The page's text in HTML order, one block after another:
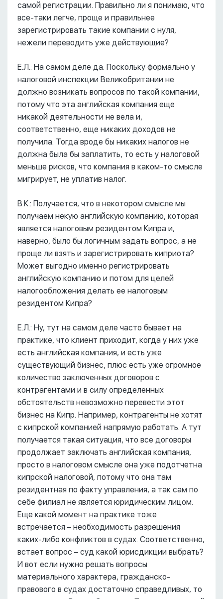
самой регистрации. Правильно ли я понимаю, что
все-таки легче, проще и правильнее
зарегистрировать такие компании с нуля,
нежели переводить уже действующие?
Е.Л.: На самом деле да. Поскольку формально у
налоговой инспекции Великобритании не
должно возникать вопросов по такой компании,
потому что эта английская компания еще
никакой деятельности не вела и,
соответственно, еще никаких доходов не
получила. Тогда вроде бы никаких налогов не
должна была бы заплатить, то есть у налоговой
меньше рисков, что компания в каком-то смысле
мигрирует, не уплатив налог.
В.К.: Получается, что в некотором смысле мы
получаем некую английскую компанию, которая
является налоговым резидентом Кипра и,
наверно, было бы логичным задать вопрос, а не
проще ли взять и зарегистрировать киприота?
Может выгодно именно регистрировать
английскую компанию и потом для целей
налогообложения делать ее налоговым
резидентом Кипра?
Е.Л.: Ну, тут на самом деле часто бывает на
практике, что клиент приходит, когда у них уже
есть английская компания, и есть уже
существующий бизнес, плюс есть уже огромное
количество заключенных договоров с
контрагентами и в силу определенных
обстоятельств невозможно перевести этот
бизнес на Кипр. Например, контрагенты не хотят
с кипрской компанией напрямую работать. А тут
получается такая ситуация, что все договоры
продолжает заключать английская компания,
просто в налоговом смысле она уже подотчетна
кипрской налоговой, потому что она там
резидентная по факту управления, а так сам по
себе филиал не является юридическим лицом.
Еще какой момент на практике тоже
встречается – необходимость разрешения
каких-либо конфликтов в судах. Соответственно,
встает вопрос – суд какой юрисдикции выбрать?
И вот если нужно решать вопросы
материального характера, гражданско-
правового в судах достаточно справедливых, то